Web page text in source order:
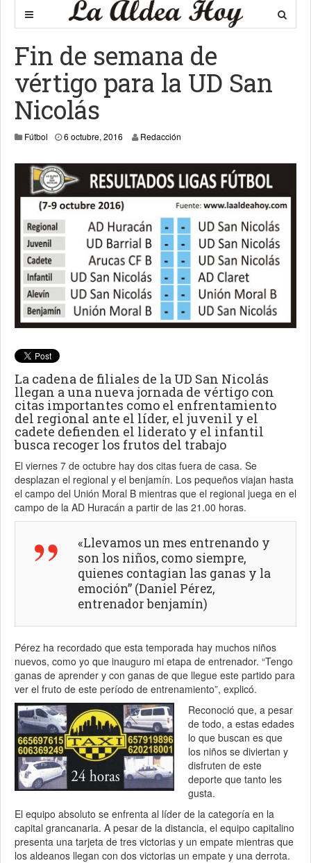
Fin de semana de
vértigo para la UD San
Nicolás
Fútbol 6 octubre, 2016 6 octubre, 2016
Redacción
La cadena de filiales de la UD San Nicolás
llegan a una nueva jornada de vértigo con
citas importantes como el enfrentamiento
del regional ante el líder, el juvenil y el
cadete defienden el liderato y el infantil
busca recoger los frutos del trabajo
El viernes 7 de octubre hay dos citas fuera de casa. Se
desplazan el regional y el benjamín. Los pequeños viajan hasta
el campo del Unión Moral B mientras que el regional juega en el
campo de la AD Huracán a partir de las 21.00 horas.
«Llevamos un mes entrenando y
son los niños, como siempre,
quienes contagian las ganas y la
emoción” (Daniel Pérez,
entrenador benjamín)
Pérez ha recordado que esta temporada hay muchos niños
nuevos, como yo que inauguro mi etapa de entrenador. “Tengo
ganas de aprender y con ganas de que llegue este partido para
ver el fruto de este período de entrenamiento”, explicó.
Reconoció que, a pesar
de todo, a estas edades
lo que buscan es que
los niños se diviertan y
disfruten de este
deporte que tanto les
gusta.
El equipo absoluto se enfrenta al líder de la categoría en la
capital grancanaria. A pesar de la distancia, el equipo capitalino
presenta una tarjeta de tres victorias y un empate mientras que
los aldeanos llegan con dos victorias un empate y una derrota.